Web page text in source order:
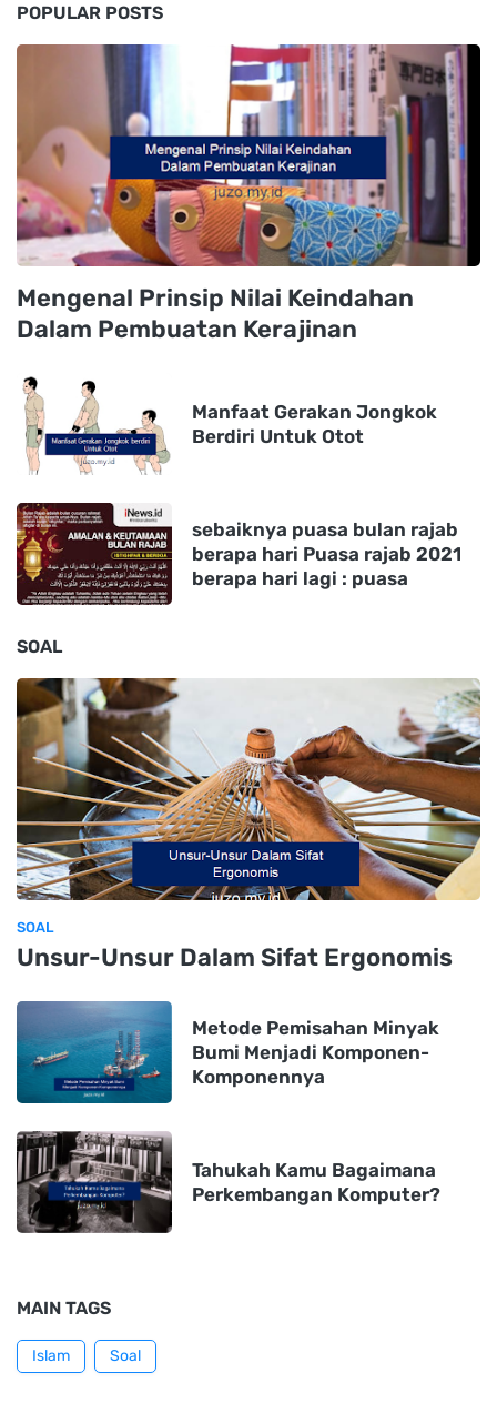
POPULAR POSTS
Mengenal Prinsip Nilai Keindahan
Dalam Pembuatan Kerajinan
Manfaat Gerakan Jongkok
Berdiri Untuk Otot
sebaiknya puasa bulan rajab
berapa hari Puasa rajab 2021
berapa hari lagi : puasa
SOAL
SOAL
Unsur-Unsur Dalam Sifat Ergonomis
Metode Pemisahan Minyak
Bumi Menjadi Komponen-
Komponennya
Tahukah Kamu Bagaimana
Perkembangan Komputer?
MAIN TAGS
Islam Soal